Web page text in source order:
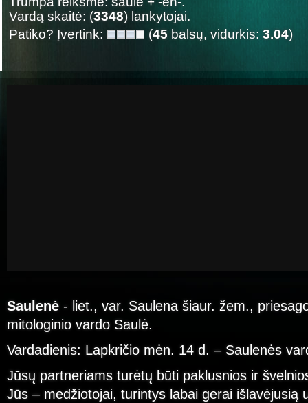
Vardą skaitė: (3348) lankytojai.
Patiko? Įvertink:
(45 balsų, vidurkis: 3.04)
Saulenė - liet., var. Saulena šiaur. žem.,
mitologinio vardo Saulė.
Vardadienis: Lapkričio mėn. 14 d. – Saulenės
Jūsų partneriams turėtų būti paklusnios ir
Jūs – medžiotojai, turintys labai gerai išlavėjusią